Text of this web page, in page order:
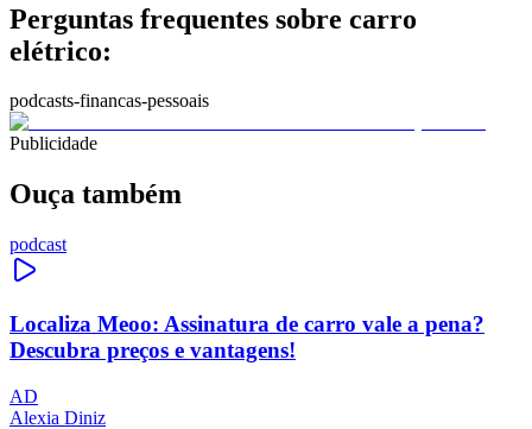
Perguntas frequentes sobre carro
elétrico:
podcasts-financas-pessoais
Publicidade
Ouça também
podcast
Localiza Meoo: Assinatura de carro vale a pena?
Descubra preços e vantagens!
AD
Alexia Diniz